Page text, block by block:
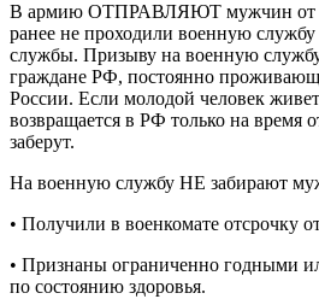
В армию ОТПРАВЛЯЮТ мужчин от
ранее не проходили военную
службы. Призыву на военную
граждане РФ, постоянно
России. Если молодой человек
возвращается в РФ только на время
заберут.
На военную службу НЕ забирают
• Получили в военкомате отсрочку
• Признаны ограниченно годными
по состоянию здоровья.